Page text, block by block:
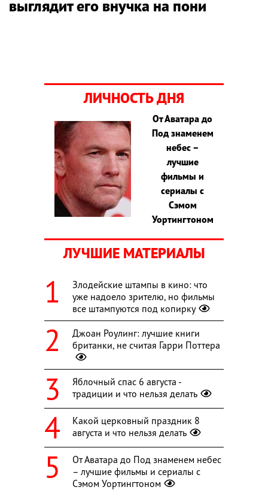
выглядит его внучка на пони
ЛИЧНОСТЬ ДНЯ
От Аватара до
Под знаменем
небес –
лучшие
фильмы и
сериалы с
Сэмом
Уортингтоном
ЛУЧШИЕ МАТЕРИАЛЫ
Злодейские штампы в кино: что
уже надоело зрителю, но фильмы
все штампуются под копирку
Джоан Роулинг: лучшие книги
британки, не считая Гарри Поттера
Яблочный спас 6 августа -
традиции и что нельзя делать
Какой церковный праздник 8
августа и что нельзя делать
От Аватара до Под знаменем небес
– лучшие фильмы и сериалы с
Сэмом Уортингтоном